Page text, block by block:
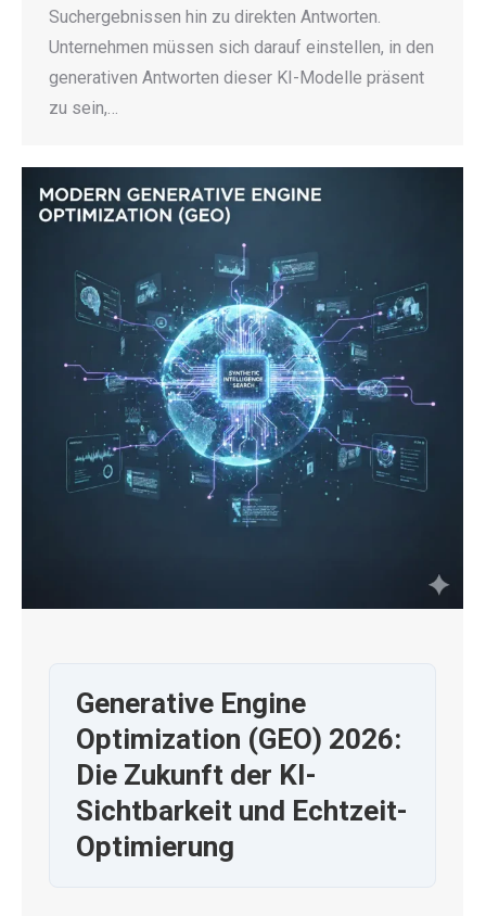
Suchergebnissen hin zu direkten Antworten.
Unternehmen müssen sich darauf einstellen, in den
generativen Antworten dieser KI-Modelle präsent
zu sein,…
Generative Engine
Optimization (GEO) 2026:
Die Zukunft der KI-
Sichtbarkeit und Echtzeit-
Optimierung